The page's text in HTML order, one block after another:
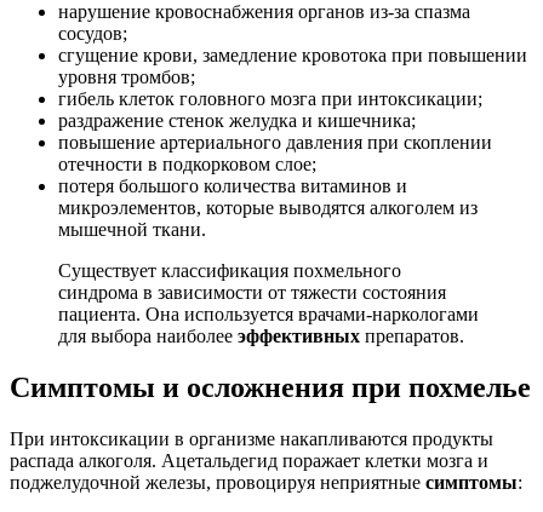
нарушение кровоснабжения органов из-за спазма
сосудов;
сгущение крови, замедление кровотока при повышении
уровня тромбов;
гибель клеток головного мозга при интоксикации;
раздражение стенок желудка и кишечника;
повышение артериального давления при скоплении
отечности в подкорковом слое;
потеря большого количества витаминов и
микроэлементов, которые выводятся алкоголем из
мышечной ткани.
Существует классификация похмельного
синдрома в зависимости от тяжести состояния
пациента. Она используется врачами-наркологами
для выбора наиболее эффективных препаратов.
Симптомы и осложнения при похмелье
При интоксикации в организме накапливаются продукты
распада алкоголя. Ацетальдегид поражает клетки мозга и
поджелудочной железы, провоцируя неприятные симптомы: